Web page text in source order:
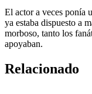
El actor a veces ponía
ya estaba dispuesto a
morboso, tanto los
apoyaban.
Relacionado